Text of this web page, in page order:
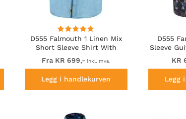
D555 Falmouth 1 Linen Mix
Short Sleeve Shirt With
Button Down Blue
Fra KR 699,- inkl. mva.
Legg i handlekurven
D555
Sleeve
Hidden
KR
Legg